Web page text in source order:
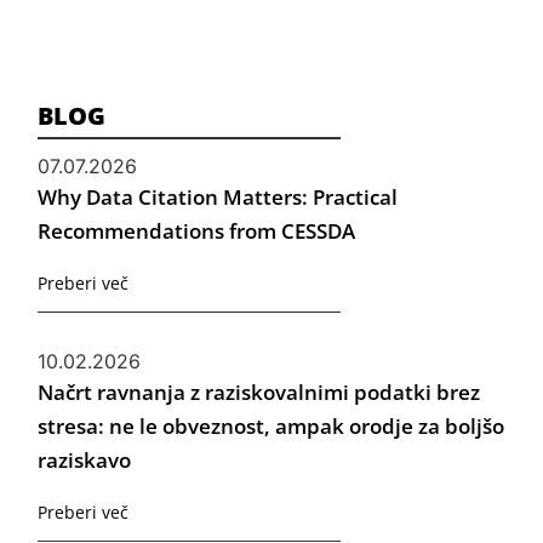
BLOG
07.07.2026
Why Data Citation Matters: Practical
Recommendations from CESSDA
Preberi več
10.02.2026
Načrt ravnanja z raziskovalnimi podatki brez
stresa: ne le obveznost, ampak orodje za boljšo
raziskavo
Preberi več